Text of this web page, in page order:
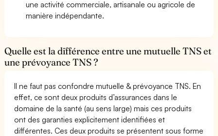
une activité commerciale, artisanale ou agricole de
manière indépendante.
Quelle est la différence entre une mutuelle TNS et
une prévoyance TNS ?
Il ne faut pas confondre mutuelle & prévoyance TNS. En
effet, ce sont deux produits d’assurances dans le
domaine de la santé (au sens large) mais ces produits
ont des garanties explicitement identifiées et
différentes. Ces deux produits se présentent sous forme